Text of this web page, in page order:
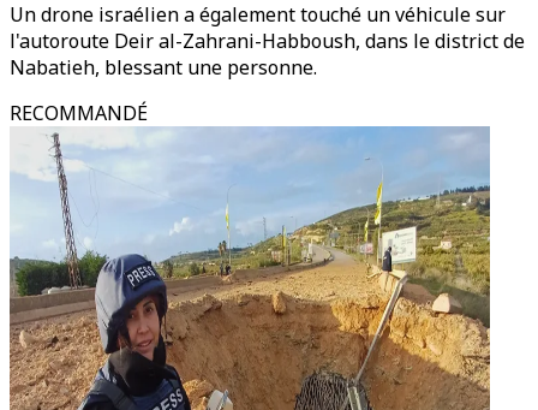
Un drone israélien a également touché un véhicule sur
l'autoroute Deir al-Zahrani-Habboush, dans le district de
Nabatieh, blessant une personne.
RECOMMANDÉ